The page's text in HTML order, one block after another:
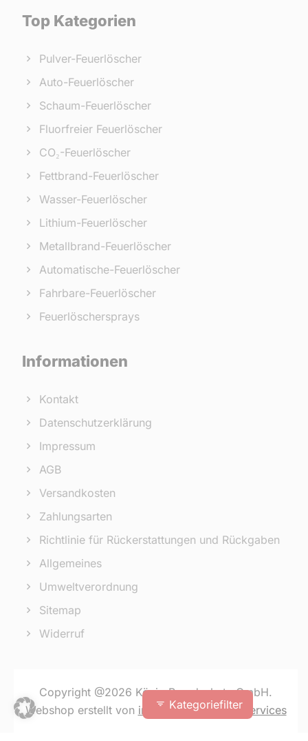
Top Kategorien
Pulver-Feuerlöscher
Auto-Feuerlöscher
Schaum-Feuerlöscher
Fluorfreier Feuerlöscher
CO₂-Feuerlöscher
Fettbrand-Feuerlöscher
Wasser-Feuerlöscher
Lithium-Feuerlöscher
Metallbrand-Feuerlöscher
Automatische-Feuerlöscher
Fahrbare-Feuerlöscher
Feuerlöschersprays
Informationen
Kontakt
Datenschutzerklärung
Impressum
AGB
Versandkosten
Zahlungsarten
Richtlinie für Rückerstattungen und Rückgaben
Allgemeines
Umweltverordnung
Sitemap
Widerruf
Copyright @2026 König Brandschutz GmbH.
Webshop erstellt von inoya Software & IT Services
Kategoriefilter